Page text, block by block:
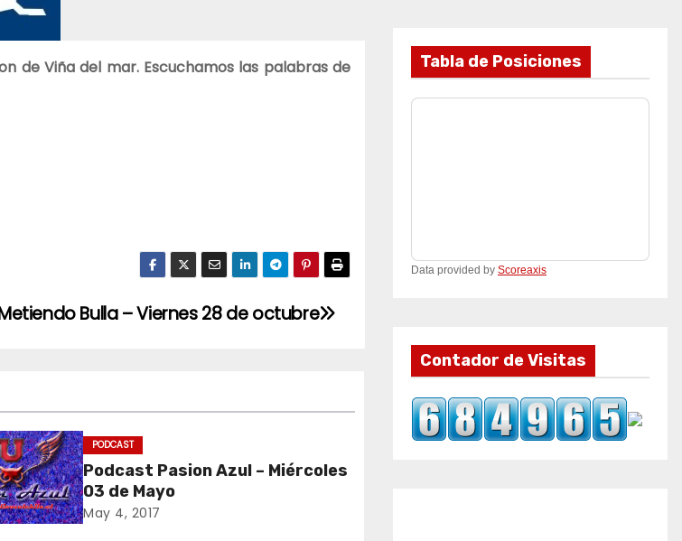
de Viña del mar. Escuchamos las palabras de
Bulla – Viernes 28 de octubre
PODCAST
Podcast Pasion Azul – Miércoles
03 de Mayo
May 4, 2017
Tabla de Posiciones
Data provided by Scoreaxis
Contador de Visitas